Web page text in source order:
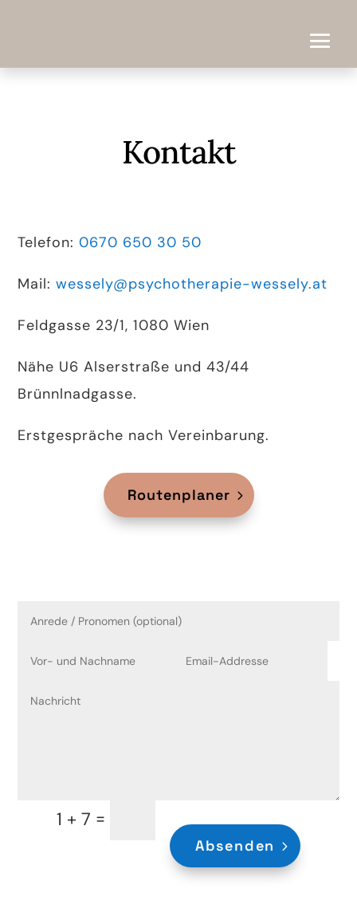
Kontakt
Telefon:0670 650 30 50
Mail:wessely@psychotherapie-wessely.at
Feldgasse 23/1, 1080 Wien
Nähe U6 Alserstraße und 43/44
Brünnlnadgasse.
Erstgespräche nach Vereinbarung.
Routenplaner
1 + 7 =
Absenden